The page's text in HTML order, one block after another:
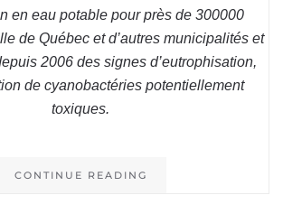
en eau potable pour près de 300000
de Québec et d’autres municipalités et
2006 des signes d’eutrophisation,
de cyanobactéries potentiellement
toxiques.
CONTINUE READING